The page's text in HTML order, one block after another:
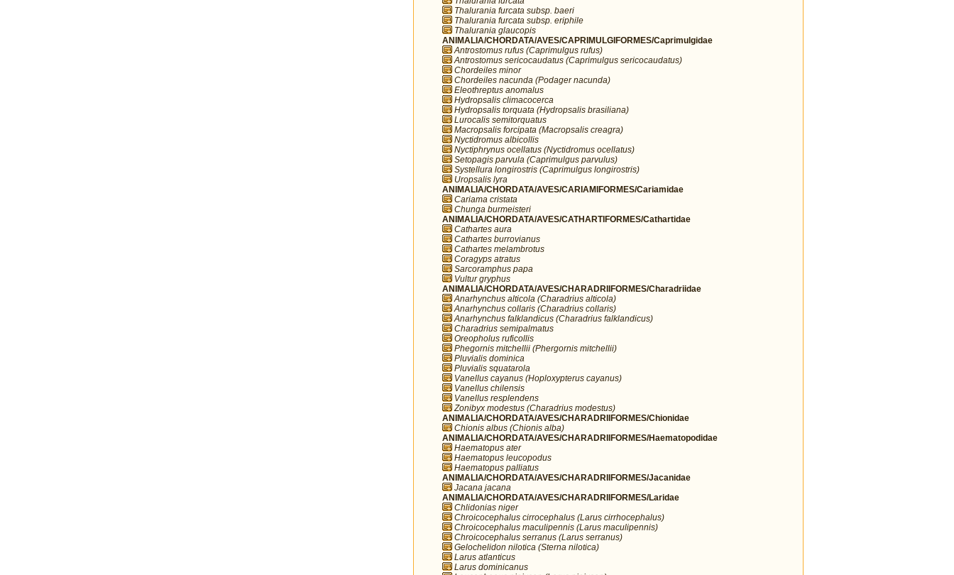
Thalurania furcata subsp. baeri
Thalurania furcata subsp. eriphile
Thalurania glaucopis
ANIMALIA/CHORDATA/AVES/CAPRIMULGIFORMES/Caprimulgidae
Antrostomus rufus (Caprimulgus rufus)
Antrostomus sericocaudatus (Caprimulgus sericocaudatus)
Chordeiles minor
Chordeiles nacunda (Podager nacunda)
Eleothreptus anomalus
Hydropsalis climacocerca
Hydropsalis torquata (Hydropsalis brasiliana)
Lurocalis semitorquatus
Macropsalis forcipata (Macropsalis creagra)
Nyctidromus albicollis
Nyctiphrynus ocellatus (Nyctidromus ocellatus)
Setopagis parvula (Caprimulgus parvulus)
Systellura longirostris (Caprimulgus longirostris)
Uropsalis lyra
ANIMALIA/CHORDATA/AVES/CARIAMIFORMES/Cariamidae
Cariama cristata
Chunga burmeisteri
ANIMALIA/CHORDATA/AVES/CATHARTIFORMES/Cathartidae
Cathartes aura
Cathartes burrovianus
Cathartes melambrotus
Coragyps atratus
Sarcoramphus papa
Vultur gryphus
ANIMALIA/CHORDATA/AVES/CHARADRIIFORMES/Charadriidae
Anarhynchus alticola (Charadrius alticola)
Anarhynchus collaris (Charadrius collaris)
Anarhynchus falklandicus (Charadrius falklandicus)
Charadrius semipalmatus
Oreopholus ruficollis
Phegornis mitchellii (Phergornis mitchellii)
Pluvialis dominica
Pluvialis squatarola
Vanellus cayanus (Hoploxypterus cayanus)
Vanellus chilensis
Vanellus resplendens
Zonibyx modestus (Charadrius modestus)
ANIMALIA/CHORDATA/AVES/CHARADRIIFORMES/Chionidae
Chionis albus (Chionis alba)
ANIMALIA/CHORDATA/AVES/CHARADRIIFORMES/Haematopodidae
Haematopus ater
Haematopus leucopodus
Haematopus palliatus
ANIMALIA/CHORDATA/AVES/CHARADRIIFORMES/Jacanidae
Jacana jacana
ANIMALIA/CHORDATA/AVES/CHARADRIIFORMES/Laridae
Chlidonias niger
Chroicocephalus cirrocephalus (Larus cirrhocephalus)
Chroicocephalus maculipennis (Larus maculipennis)
Chroicocephalus serranus (Larus serranus)
Gelochelidon nilotica (Sterna nilotica)
Larus atlanticus
Larus dominicanus